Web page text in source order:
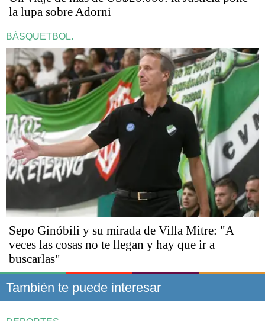
la lupa sobre Adorni
BÁSQUETBOL.
Sepo Ginóbili y su mirada de Villa Mitre: "A
veces las cosas no te llegan y hay que ir a
buscarlas"
También te puede interesar